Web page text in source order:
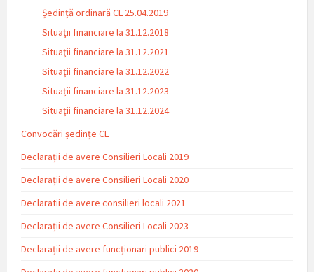
Ședință ordinară CL 25.04.2019
Situații financiare la 31.12.2018
Situaţii financiare la 31.12.2021
Situaţii financiare la 31.12.2022
Situații financiare la 31.12.2023
Situaţii financiare la 31.12.2024
Convocări ședințe CL
Declarații de avere Consilieri Locali 2019
Declarații de avere Consilieri Locali 2020
Declaratii de avere consilieri locali 2021
Declarații de avere Consilieri Locali 2023
Declarații de avere funcționari publici 2019